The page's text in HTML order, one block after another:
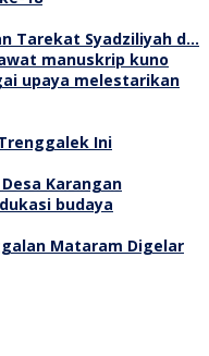
Tarekat Syadziliyah d…
Ini
Mataram Digelar